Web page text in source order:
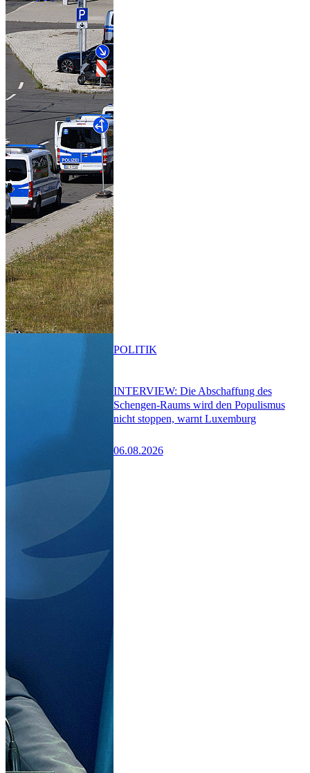
INTERVIEW: Die Abschaffung des
Schengen-Raums wird den Populismus
nicht stoppen, warnt Luxemburg
06.08.2026
POLITIK